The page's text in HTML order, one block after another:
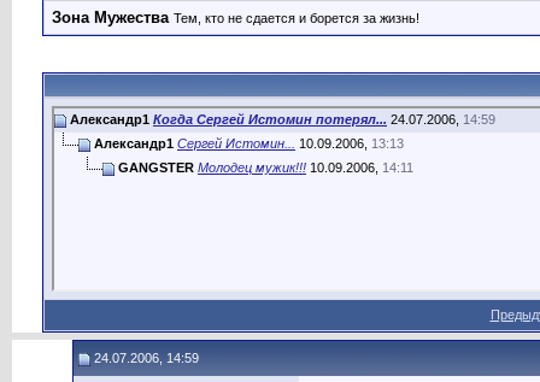
Зона Мужества Тем, кто не сдается и борется за жизнь!
Александр1 Когда Сергей Истомин потерял... 24.07.2006, 14:59
Александр1 Сергей Истомин... 10.09.2006, 13:13
GANGSTER Молодец мужик!!! 10.09.2006, 14:11
24.07.2006, 14:59